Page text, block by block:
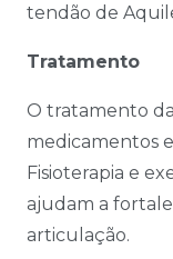
tendão de
Tratamento
O tratamento
medicamentos
Fisioterapia e
ajudam a
articulação.